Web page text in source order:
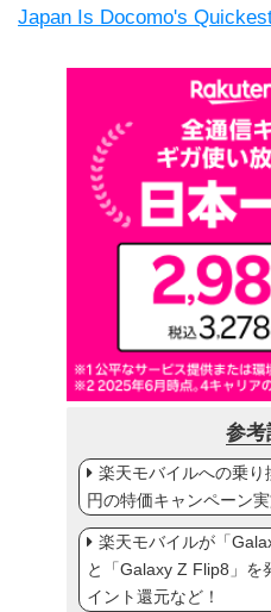
Japan Is Docomo's
参考
楽天モバイルへの乗り
円の特価キャンペーン実
楽天モバイルが「
と「Galaxy Z Flip8」を
イント還元など！